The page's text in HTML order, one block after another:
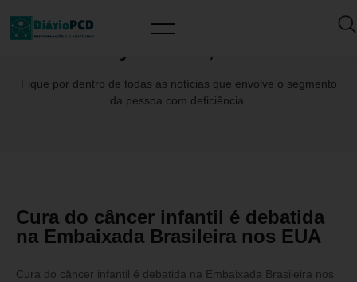
Fique por dentro de todas as notícias que envolve o segmento
da pessoa com deficiência.
Cura do câncer infantil é debatida
na Embaixada Brasileira nos EUA
Cura do câncer infantil é debatida na Embaixada Brasileira nos